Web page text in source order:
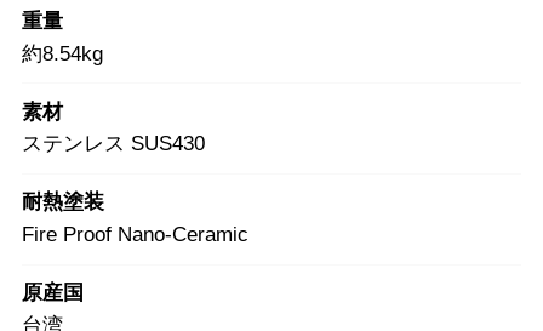
重量
約8.54kg
素材
ステンレス SUS430
耐熱塗装
Fire Proof Nano-Ceramic
原産国
台湾